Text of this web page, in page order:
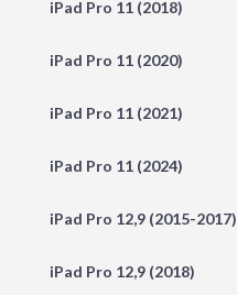
iPad Pro 11 (2018)
iPad Pro 11 (2020)
iPad Pro 11 (2021)
iPad Pro 11 (2024)
iPad Pro 12,9 (2015-2017)
iPad Pro 12,9 (2018)